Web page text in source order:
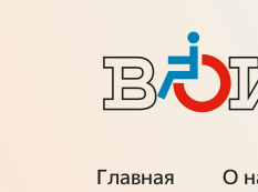
Главная
О